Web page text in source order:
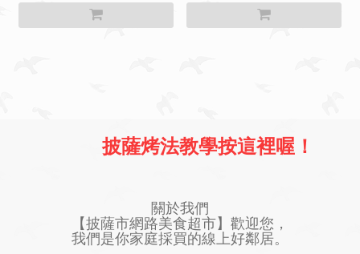
披薩烤法教學按這裡喔！
關於我們
【披薩市網路美食超市】歡迎您，
我們是你家庭採買的線上好鄰居。